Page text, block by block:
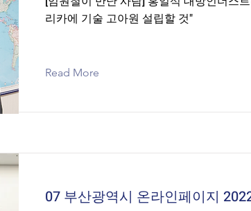
리카에 기술 고아원 설립할 것"
Read More
07 부산광역시 온라인페이지